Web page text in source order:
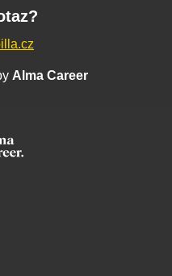
Alma Career